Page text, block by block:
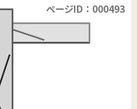
ページID：000493